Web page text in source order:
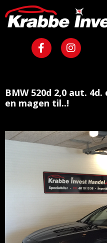
BMW 520d 2,0 aut.
en magen til..!